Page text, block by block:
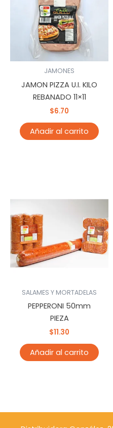
JAMONES
JAMON PIZZA U.I. KILO
REBANADO 11×11
$6.70
Añadir al carrito
SALAMES Y MORTADELAS
PEPPERONI 50mm
PIEZA
$11.30
Añadir al carrito